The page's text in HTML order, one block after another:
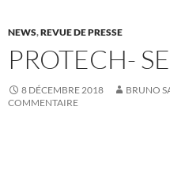
NEWS,REVUE DE PRESSE
PROTECH-
8 DÉCEMBRE 2018 BRUNO
COMMENTAIRE